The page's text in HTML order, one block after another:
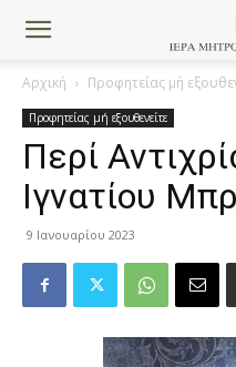
Αρχική Προφητείας μή
Προφητείας μή εξουθενείτε
Περί
Ιγνατίου
9 Ιανουαρίου 2023